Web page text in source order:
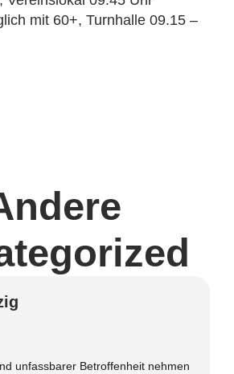
mit 60+, Turnhalle 09.15 –
unfassbarer Betroffenheit nehmen